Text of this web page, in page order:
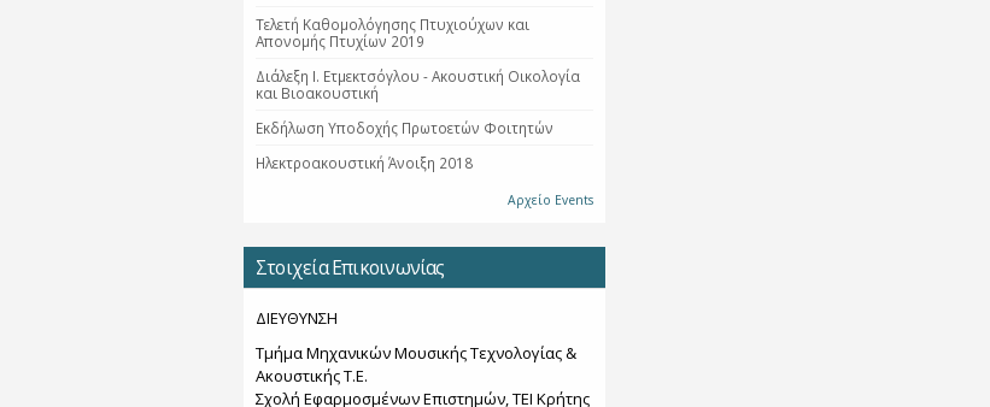
Τελετή Καθομολόγησης Πτυχιούχων και
Απονομής Πτυχίων 2019
Διάλεξη Ι. Ετμεκτσόγλου - Ακουστική Οικολογία
και Βιοακουστική
Εκδήλωση Υποδοχής Πρωτοετών Φοιτητών
Ηλεκτροακουστική Άνοιξη 2018
Αρχείο Events
Στοιχεία Επικοινωνίας
ΔΙΕΥΘΥΝΣΗ
Τμήμα Μηχανικών Μουσικής Τεχνολογίας &
Ακουστικής Τ.Ε.
Σχολή Εφαρμοσμένων Επιστημών, ΤΕΙ Κρήτης